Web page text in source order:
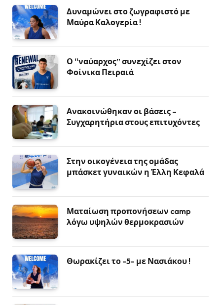
Δυναμώνει στο ζωγραφιστό με
Μαύρα Καλογερία !
Ο “ναύαρχος” συνεχίζει στον
Φοίνικα Πειραιά
Ανακοινώθηκαν οι βάσεις –
Συγχαρητήρια στους επιτυχόντες
Στην οικογένεια της ομάδας
μπάσκετ γυναικών η Έλλη Κεφαλά
Ματαίωση προπονήσεων camp
λόγω υψηλών θερμοκρασιών
Θωρακίζει το -5- με Νασιάκου !